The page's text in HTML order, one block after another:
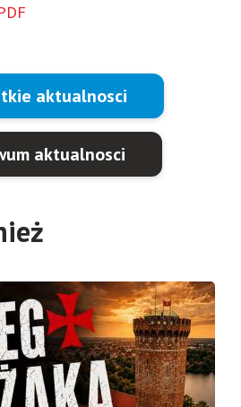
aktualnosci
aktualnosci